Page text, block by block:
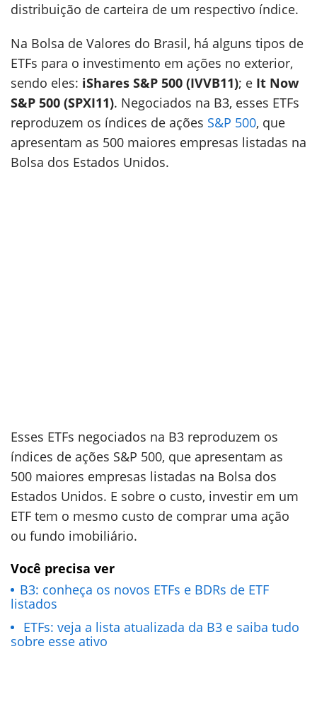
distribuição de carteira de um respectivo índice.
Na Bolsa de Valores do Brasil, há alguns tipos de
ETFs para o investimento em ações no exterior,
sendo eles: iShares S&P 500 (IVVB11); e It Now
S&P 500 (SPXI11). Negociados na B3, esses ETFs
reproduzem os índices de ações S&P 500, que
apresentam as 500 maiores empresas listadas na
Bolsa dos Estados Unidos.
Esses ETFs negociados na B3 reproduzem os
índices de ações S&P 500, que apresentam as
500 maiores empresas listadas na Bolsa dos
Estados Unidos. E sobre o custo, investir em um
ETF tem o mesmo custo de comprar uma ação
ou fundo imobiliário.
Você precisa ver
B3: conheça os novos ETFs e BDRs de ETF
listados
ETFs: veja a lista atualizada da B3 e saiba tudo
sobre esse ativo